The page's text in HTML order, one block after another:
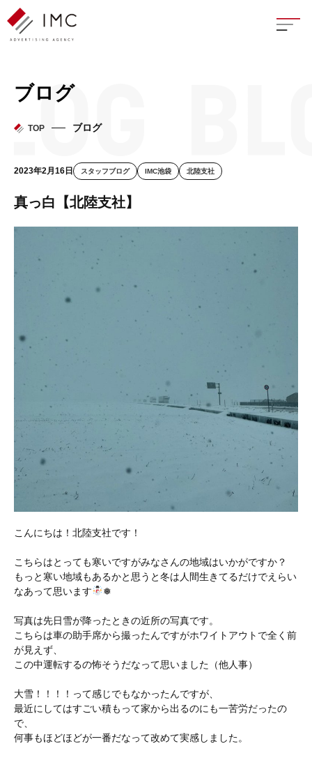
座談
ブログ
TOP ブログ
2023年2月16日 スタッフブログ IMC池袋 北陸支社
真っ白【北陸支社】
こんにちは！北陸支社です！
こちらはとっても寒いですがみなさんの地域はいかがですか？
もっと寒い地域もあるかと思うと冬は人間生きてるだけでえらい
なあって思います
❅
写真は先日雪が降ったときの近所の写真です。
こちらは車の助手席から撮ったんですがホワイトアウトで全く前
が見えず、
この中運転するの怖そうだなって思いました（他人事）
大雪！！！！って感じでもなかったんですが、
最近にしてはすごい積もって家から出るのにも一苦労だったの
で、
何事もほどほどが一番だなって改めて実感しました。